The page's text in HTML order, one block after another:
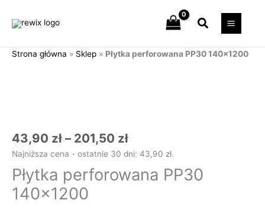
Szukaj
Strona główna » Sklep » Płytka perforowana PP30 140×1200
43,90 zł – 201,50 zł201,50 zł
Najniższa cena - ostatnie 30 dni: 43,90 zł.
Płytka perforowana PP30
140×1200